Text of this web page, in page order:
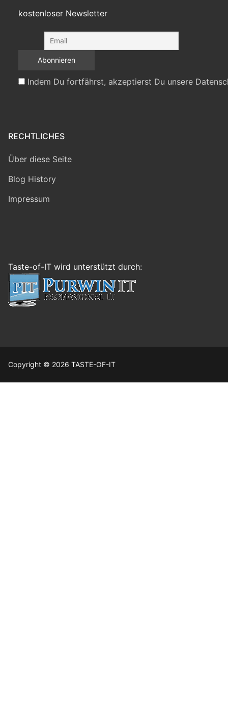
kostenloser Newsletter
Indem Du fortfährst, akzeptierst Du unsere
RECHTLICHES
Über diese Seite
Blog History
Impressum
Taste-of-IT wird unterstützt durch:
Copyright © 2026 TASTE-OF-IT